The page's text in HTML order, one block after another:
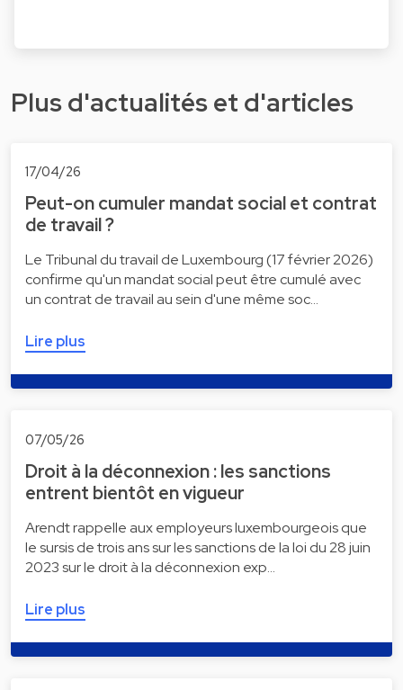
Plus d'actualités et d'articles
17/04/26
Peut-on cumuler mandat social et contrat
de travail ?
Le Tribunal du travail de Luxembourg (17 février 2026)
confirme qu'un mandat social peut être cumulé avec
un contrat de travail au sein d'une même soc…
Lire plus
07/05/26
Droit à la déconnexion : les sanctions
entrent bientôt en vigueur
Arendt rappelle aux employeurs luxembourgeois que
le sursis de trois ans sur les sanctions de la loi du 28 juin
2023 sur le droit à la déconnexion exp…
Lire plus